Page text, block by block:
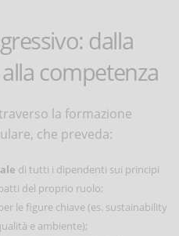
dalla
competenza
la formazione
che preveda:
di tutti i dipendenti sui principi
del proprio ruolo;
le figure chiave (es. sustainability
e ambiente);